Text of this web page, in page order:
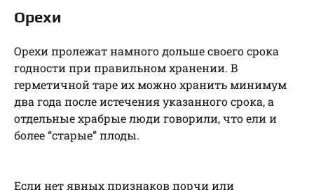
Орехи
Орехи пролежат намного дольше своего срока
годности при правильном хранении. В
герметичной таре их можно хранить минимум
два года после истечения указанного срока, а
отдельные храбрые люди говорили, что ели и
более “старые” плоды.
Если нет явных признаков порчи или